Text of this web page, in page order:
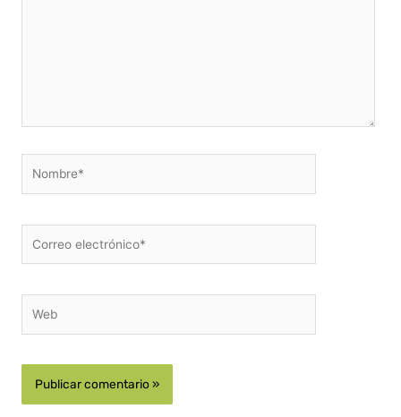
electrónico*